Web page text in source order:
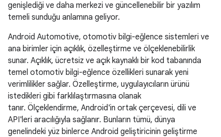
genişlediği ve daha merkezi ve güncellenebilir bir yazılım
temeli sunduğu anlamına geliyor.
Android Automotive, otomotiv bilgi-eğlence sistemleri ve
ana birimler için açıklık, özelleştirme ve ölçeklenebilirlik
sunar. Açıklık, ücretsiz ve açık kaynaklı bir kod tabanında
temel otomotiv bilgi-eğlence özellikleri sunarak yeni
verimlilikler sağlar. Özelleştirme, uygulayıcıların ürünü
istedikleri gibi farklılaştırmasına olanak
tanır. Ölçeklendirme, Android'in ortak çerçevesi, dili ve
API'leri aracılığıyla sağlanır. Bunların tümü, dünya
genelindeki yüz binlerce Android geliştiricinin geliştirme